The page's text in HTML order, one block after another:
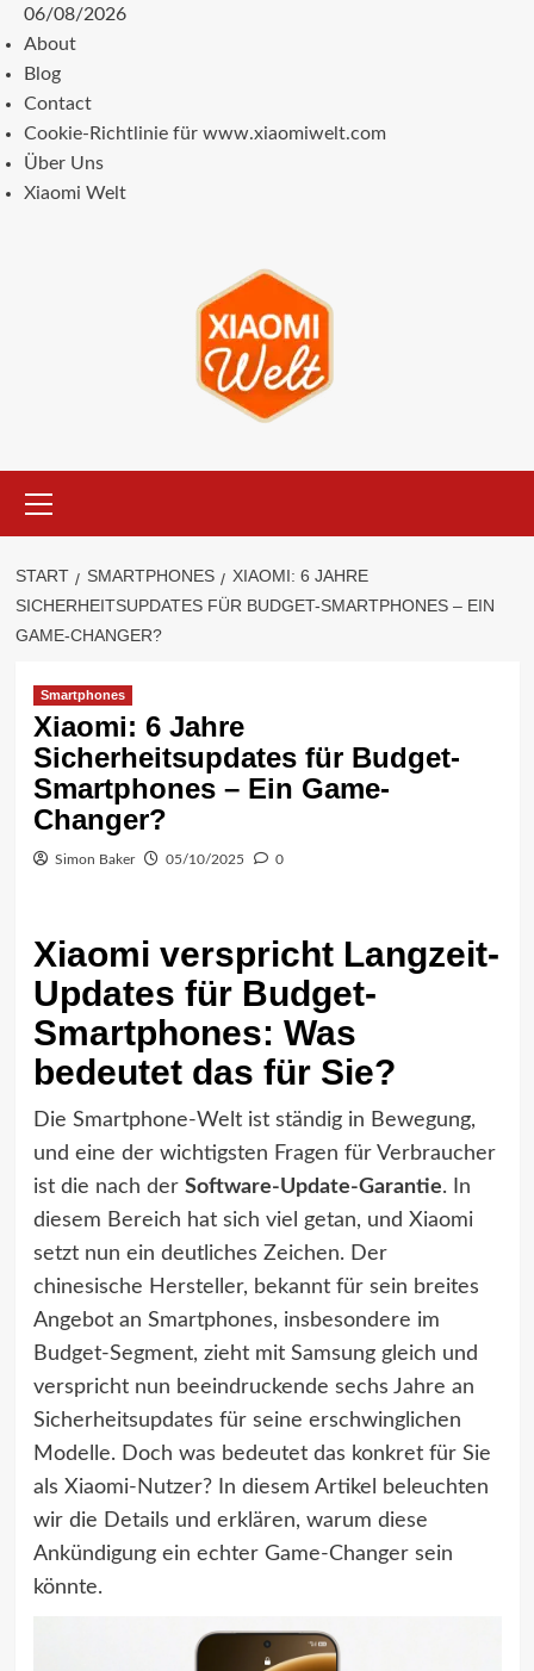
Zum
Inhalt
springen
06/08/2026
About
Blog
Contact
Cookie-Richtlinie für www.xiaomiwelt.com
Über Uns
Xiaomi Welt
Menü
START SMARTPHONES
XIAOMI: 6 JAHRE
SICHERHEITSUPDATES FÜR BUDGET-SMARTPHONES – EIN
GAME-CHANGER?
Smartphones
Xiaomi: 6 Jahre
Sicherheitsupdates für Budget-
Smartphones – Ein Game-
Changer?
Simon Baker 05/10/2025 0
Xiaomi verspricht Langzeit-
Updates für Budget-
Smartphones: Was
bedeutet das für Sie?
Die Smartphone-Welt ist ständig in Bewegung,
und eine der wichtigsten Fragen für Verbraucher
ist die nach der Software-Update-Garantie. In
diesem Bereich hat sich viel getan, und Xiaomi
setzt nun ein deutliches Zeichen. Der
chinesische Hersteller, bekannt für sein breites
Angebot an Smartphones, insbesondere im
Budget-Segment, zieht mit Samsung gleich und
verspricht nun beeindruckende sechs Jahre an
Sicherheitsupdates für seine erschwinglichen
Modelle. Doch was bedeutet das konkret für Sie
als Xiaomi-Nutzer? In diesem Artikel beleuchten
wir die Details und erklären, warum diese
Ankündigung ein echter Game-Changer sein
könnte.